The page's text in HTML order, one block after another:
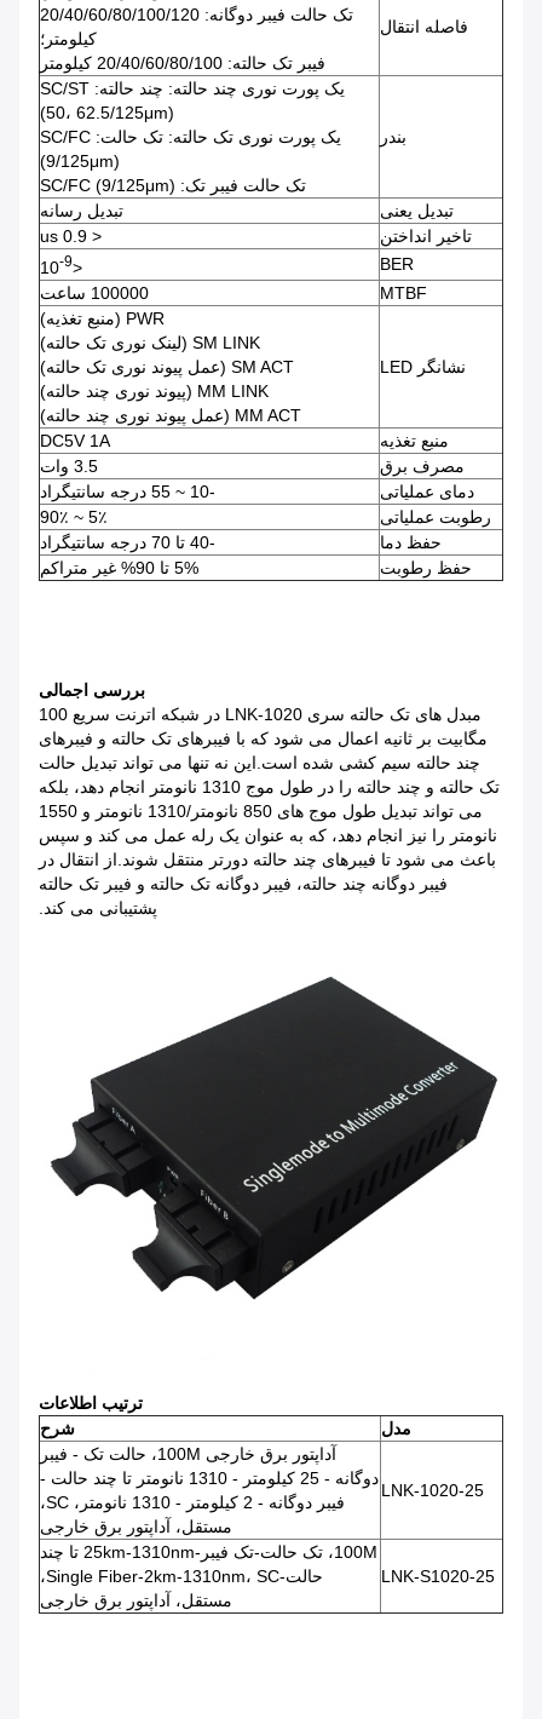
فاصله انتقال
تک حالت فیبر دوگانه: 20/40/60/80/100/120
کیلومتر؛
فیبر تک حالته: 20/40/60/80/100 کیلومتر
بندر
یک پورت نوری چند حالته: چند حالته: SC/ST
(50، 62.5/125μm)
یک پورت نوری تک حالته: تک حالت: SC/FC
(9/125μm)
تک حالت فیبر تک: SC/FC (9/125μm)
تبدیل یعنی
تبدیل رسانه
تاخیر انداختن
< 0.9 us
BER
<10
-9
MTBF 100000 ساعت
نشانگر LED
PWR (منبع تغذیه)
SM LINK (لینک نوری تک حالته)
SM ACT (عمل پیوند نوری تک حالته)
MM LINK (پیوند نوری چند حالته)
MM ACT (عمل پیوند نوری چند حالته)
منبع تغذیه
DC5V 1A
مصرف برق
3.5 وات
دمای عملیاتی
-10 ~ 55 درجه سانتیگراد
رطوبت عملیاتی
5٪ ~ 90٪
حفظ دما
-40 تا 70 درجه سانتیگراد
حفظ رطوبت
5% تا 90% غیر متراکم
بررسی اجمالی
مبدل های تک حالته سری LNK-1020 در شبکه اترنت سریع 100
مگابیت بر ثانیه اعمال می شود که با فیبرهای تک حالته و فیبرهای
چند حالته سیم کشی شده است.این نه تنها می تواند تبدیل حالت
تک حالته و چند حالته را در طول موج 1310 نانومتر انجام دهد، بلکه
می تواند تبدیل طول موج های 850 نانومتر/1310 نانومتر و 1550
نانومتر را نیز انجام دهد، که به عنوان یک رله عمل می کند و سپس
باعث می شود تا فیبرهای چند حالته دورتر منتقل شوند.از انتقال در
فیبر دوگانه چند حالته، فیبر دوگانه تک حالته و فیبر تک حالته
پشتیبانی می کند.
ترتیب اطلاعات
مدل
شرح
LNK-1020-25
آداپتور برق خارجی 100M، حالت تک - فیبر
دوگانه - 25 کیلومتر - 1310 نانومتر تا چند حالت -
فیبر دوگانه - 2 کیلومتر - 1310 نانومتر، SC،
مستقل، آداپتور برق خارجی
LNK-S1020-25
100M، تک حالت-تک فیبر-25km-1310nm تا چند
حالت-Single Fiber-2km-1310nm، SC،
مستقل، آداپتور برق خارجی